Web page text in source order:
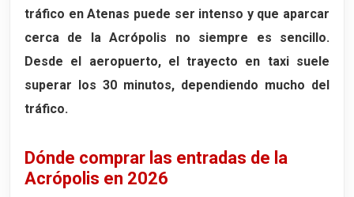
tráfico en Atenas puede ser intenso y que aparcar
cerca de la Acrópolis no siempre es sencillo.
Desde el aeropuerto, el trayecto en taxi suele
superar los 30 minutos, dependiendo mucho del
tráfico.
Dónde comprar las entradas de la
Acrópolis en 2026